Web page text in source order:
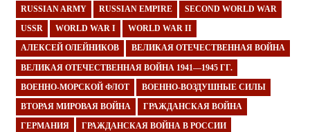
RUSSIAN ARMY RUSSIAN EMPIRE SECOND WORLD WAR
USSR WORLD WAR I WORLD WAR II
АЛЕКСЕЙ ОЛЕЙНИКОВ ВЕЛИКАЯ ОТЕЧЕСТВЕННАЯ ВОЙНА
ВЕЛИКАЯ ОТЕЧЕСТВЕННАЯ ВОЙНА 1941—1945 ГГ.
ВОЕННО-МОРСКОЙ ФЛОТ ВОЕННО-ВОЗДУШНЫЕ СИЛЫ
ВТОРАЯ МИРОВАЯ ВОЙНА ГРАЖДАНСКАЯ ВОЙНА
ГЕРМАНИЯ ГРАЖДАНСКАЯ ВОЙНА В РОССИИ